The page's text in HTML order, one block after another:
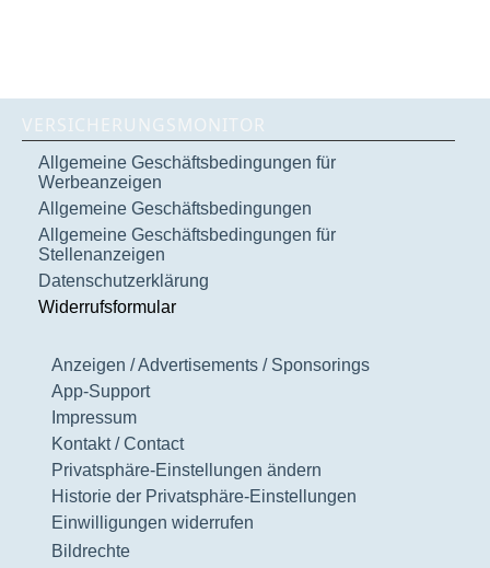
VERSICHERUNGSMONITOR
Allgemeine Geschäftsbedingungen für
Werbeanzeigen
Allgemeine Geschäftsbedingungen
Allgemeine Geschäftsbedingungen für
Stellenanzeigen
Datenschutzerklärung
Widerrufsformular
Anzeigen / Advertisements / Sponsorings
App-Support
Impressum
Kontakt / Contact
Privatsphäre-Einstellungen ändern
Historie der Privatsphäre-Einstellungen
Einwilligungen widerrufen
Bildrechte